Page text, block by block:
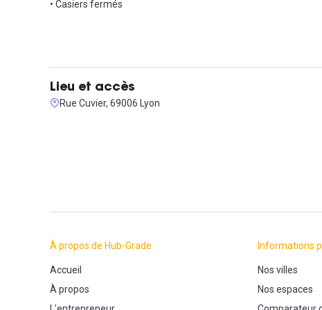
• Casiers fermés
Lieu et accès
Rue Cuvier, 69006 Lyon
À propos de Hub-Grade
Accueil
À propos
Informations
Nos villes
Nos espaces